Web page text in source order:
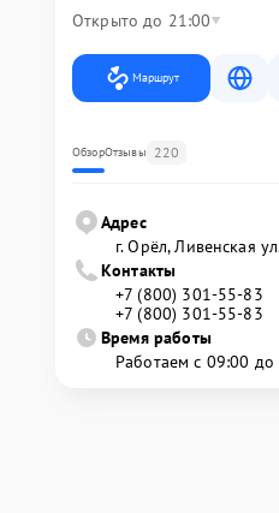
Открыто до 21:00
Маршрут
ОбзорОтзывы 220
Адрес
г. Орёл, Ливенская
Контакты
+7 (800) 301-55-83
+7 (800) 301-55-83
Время работы
Работаем с 09:00 до